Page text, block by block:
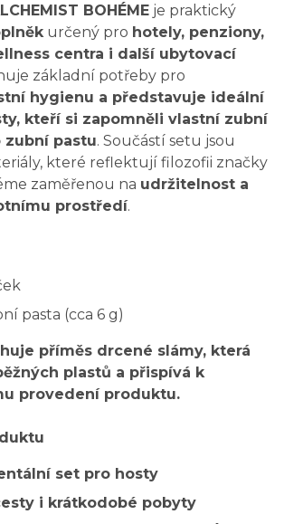
BOHÉME je praktický
určený pro hotely, penziony,
centra i další ubytovací
základní potřeby pro
hygienu a představuje ideální
kteří si zapomněli vlastní zubní
zubní pastu. Součástí setu jsou
které reflektují filozofii značky
zaměřenou na udržitelnost a
prostředí.
pasta (cca 6 g)
příměs drcené slámy, která
plastů a přispívá k
provedení produktu.
set pro hosty
i krátkodobé pobyty